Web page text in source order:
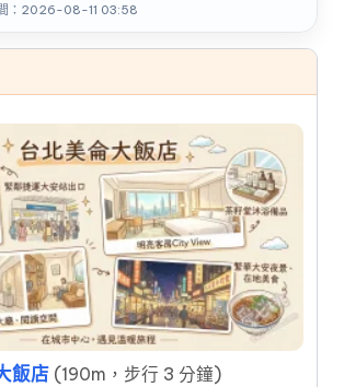
：2026-08-11 03:58
飯店 (190m，步行 3 分鐘)